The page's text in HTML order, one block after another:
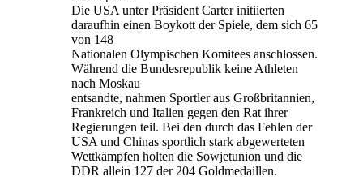
Die USA unter Präsident Carter initiierten
daraufhin einen Boykott der Spiele, dem sich 65
von 148
Nationalen Olympischen Komitees anschlossen.
Während die Bundesrepublik keine Athleten
nach Moskau
entsandte, nahmen Sportler aus Großbritannien,
Frankreich und Italien gegen den Rat ihrer
Regierungen teil. Bei den durch das Fehlen der
USA und Chinas sportlich stark abgewerteten
Wettkämpfen holten die Sowjetunion und die
DDR allein 127 der 204 Goldmedaillen.